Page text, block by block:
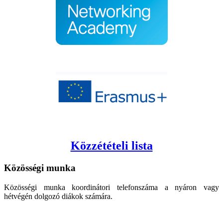
Közzétételi lista
Közösségi munka
Közösségi munka koordinátori telefonszáma a nyáron vagy
hétvégén dolgozó diákok számára.